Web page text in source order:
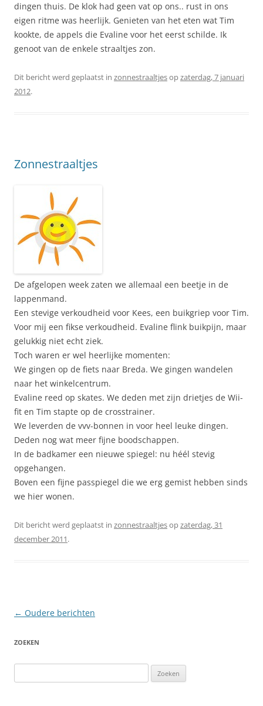
dingen thuis. De klok had geen vat op ons.. rust in ons
eigen ritme was heerlijk. Genieten van het eten wat Tim
kookte, de appels die Evaline voor het eerst schilde. Ik
genoot van de enkele straaltjes zon.
Dit bericht werd geplaatst in zonnestraaltjesopzaterdag, 7 januari
2012.
Zonnestraaltjes
De afgelopen week zaten we allemaal een beetje in de
lappenmand.
Een stevige verkoudheid voor Kees, een buikgriep voor Tim.
Voor mij een fikse verkoudheid. Evaline flink buikpijn, maar
gelukkig niet echt ziek.
Toch waren er wel heerlijke momenten:
We gingen op de fiets naar Breda. We gingen wandelen
naar het winkelcentrum.
Evaline reed op skates. We deden met zijn drietjes de Wii-
fit en Tim stapte op de crosstrainer.
We leverden de vvv-bonnen in voor heel leuke dingen.
Deden nog wat meer fijne boodschappen.
In de badkamer een nieuwe spiegel: nu héél stevig
opgehangen.
Boven een fijne passpiegel die we erg gemist hebben sinds
we hier wonen.
Dit bericht werd geplaatst in zonnestraaltjesopzaterdag, 31
december 2011.
Berichtnavigatie
← Oudere berichten
ZOEKEN
naar: